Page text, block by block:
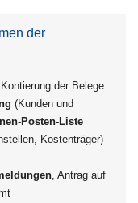
der
der Belege
(Kunden und
Posten-Liste
Kostenträger)
, Antrag auf